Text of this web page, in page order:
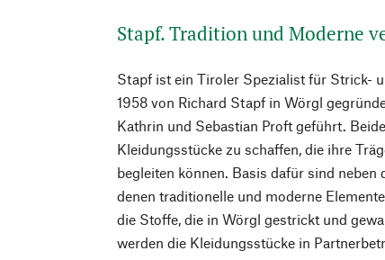
Stapf. Tradition und Moderne
Stapf ist ein Tiroler Spezialist für Strick-
1958 von Richard Stapf in Wörgl
Kathrin und Sebastian Proft geführt.
Kleidungsstücke zu schaffen, die ihre
begleiten können. Basis dafür sind neben
denen traditionelle und moderne
die Stoffe, die in Wörgl gestrickt und
werden die Kleidungsstücke in